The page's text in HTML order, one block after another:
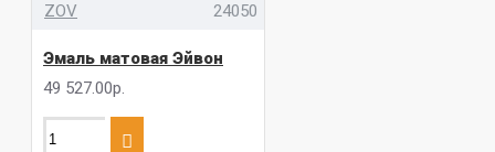
ZOV 24050
Эмаль матовая Эйвон
49 527.00р.